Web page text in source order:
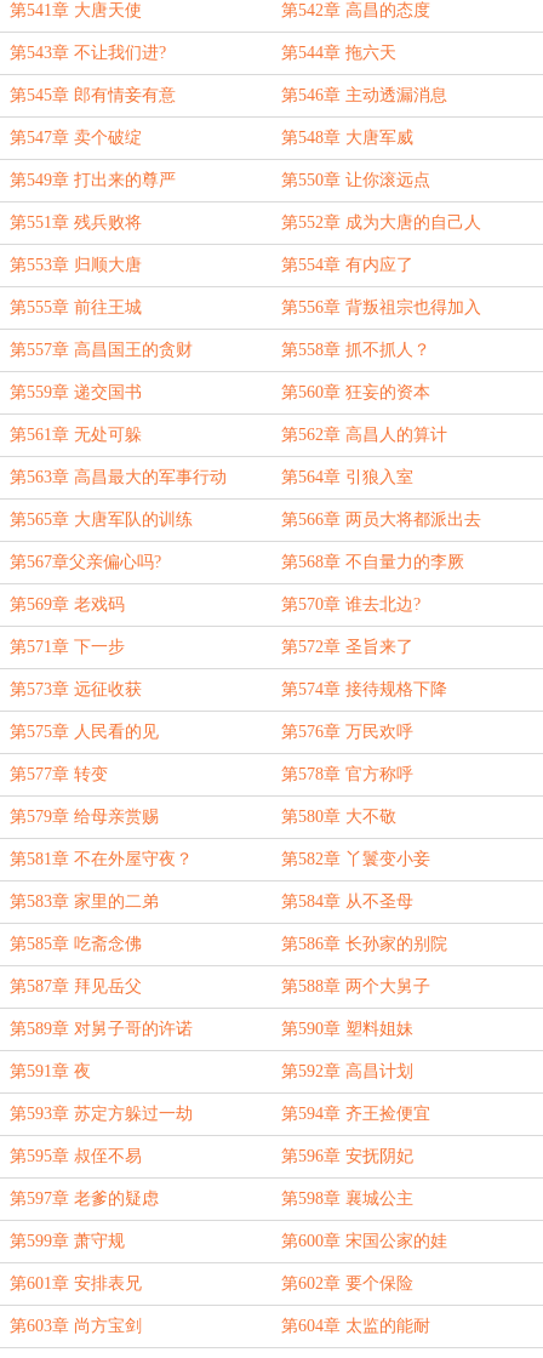
第541章 大唐天使 第542章 高昌的态度
第543章 不让我们进? 第544章 拖六天
第545章 郎有情妾有意 第546章 主动透漏消息
第547章 卖个破绽 第548章 大唐军威
第549章 打出来的尊严 第550章 让你滚远点
第551章 残兵败将 第552章 成为大唐的自己人
第553章 归顺大唐 第554章 有内应了
第555章 前往王城 第556章 背叛祖宗也得加入
第557章 高昌国王的贪财 第558章 抓不抓人？
第559章 递交国书 第560章 狂妄的资本
第561章 无处可躲 第562章 高昌人的算计
第563章 高昌最大的军事行动 第564章 引狼入室
第565章 大唐军队的训练 第566章 两员大将都派出去
第567章父亲偏心吗? 第568章 不自量力的李厥
第569章 老戏码 第570章 谁去北边?
第571章 下一步 第572章 圣旨来了
第573章 远征收获 第574章 接待规格下降
第575章 人民看的见 第576章 万民欢呼
第577章 转变 第578章 官方称呼
第579章 给母亲赏赐 第580章 大不敬
第581章 不在外屋守夜？ 第582章 丫鬟变小妾
第583章 家里的二弟 第584章 从不圣母
第585章 吃斋念佛 第586章 长孙家的别院
第587章 拜见岳父 第588章 两个大舅子
第589章 对舅子哥的许诺 第590章 塑料姐妹
第591章 夜 第592章 高昌计划
第593章 苏定方躲过一劫 第594章 齐王捡便宜
第595章 叔侄不易 第596章 安抚阴妃
第597章 老爹的疑虑 第598章 襄城公主
第599章 萧守规 第600章 宋国公家的娃
第601章 安排表兄 第602章 要个保险
第603章 尚方宝剑 第604章 太监的能耐